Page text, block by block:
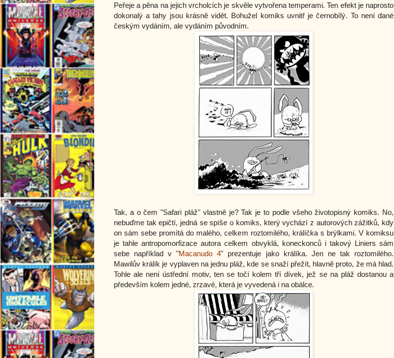
Peřeje a pěna na jejich vrcholcích je skvěle vytvořena temperami. Ten efekt je naprosto
dokonalý a tahy jsou krásně vidět. Bohužel komiks uvnitř je černobílý. To není dané
českým vydáním, ale vydáním původním.
Tak, a o čem "Safari pláž" vlastně je? Tak je to podle všeho životopisný komiks. No,
nebuďme tak epičtí, jedná se spíše o komiks, který vychází z autorových zážitků, kdy
on sám sebe promítá do malého, celkem roztomilého, králíčka s brýlkami. V komiksu
je tahle antropomorfizace autora celkem obvyklá, koneckonců i takový Liniers sám
sebe například v "Macanudo 4" prezentuje jako králíka. Jen ne tak roztomilého.
Mawilův králík je vyplaven na jednu pláž, kde se snaží přežít, hlavně proto, že má hlad.
Tohle ale není ústřední motiv, ten se točí kolem tří dívek, jež se na pláž dostanou a
především kolem jedné, zrzavé, která je vyvedená i na obálce.